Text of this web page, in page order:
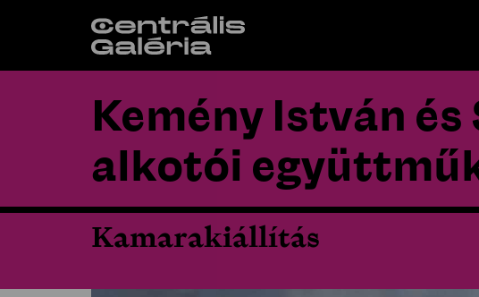
Kemény István
alkotói
Kamarakiállítás